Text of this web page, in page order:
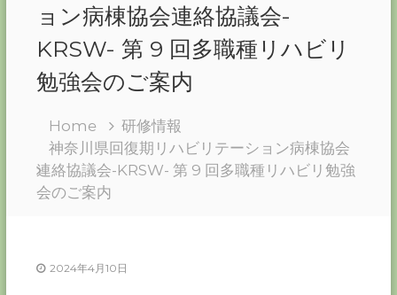
ソ
ー
シ
ャ
ル
ワ
ー
カ
ー
協
な
ョン病棟協会連絡協議会-
KRSW- 第 9 回多職種リハビリ
勉強会のご案内
Home
研修情報
神奈川県回復期リハビリテーション病棟協会
連絡協議会-KRSW- 第 9 回多職種リハビリ勉強
会のご案内
2024年4月10日